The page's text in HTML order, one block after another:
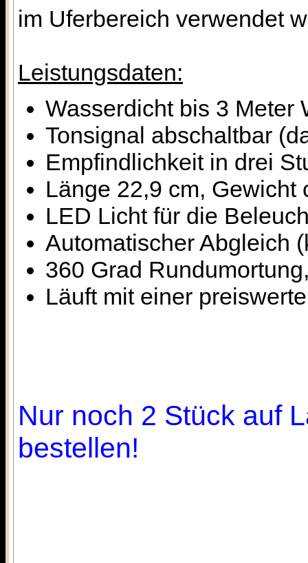
im Uferbereich verwendet
Leistungsdaten:
Wasserdicht bis 3 Meter
Tonsignal abschaltbar
Empfindlichkeit in drei
Länge 22,9 cm, Gewicht
LED Licht für die
Automatischer Abgleich
360 Grad
Läuft mit einer
Nur noch 2 Stück auf
bestellen!